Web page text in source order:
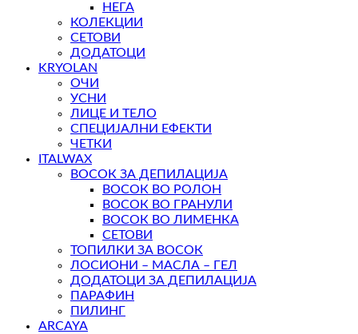
НЕГА
КОЛЕКЦИИ
СЕТОВИ
ДОДАТОЦИ
KRYOLAN
ОЧИ
УСНИ
ЛИЦЕ И ТЕЛО
СПЕЦИЈАЛНИ ЕФЕКТИ
ЧЕТКИ
ITALWAX
ВОСОК ЗА ДЕПИЛАЦИЈА
ВОСОК ВО РОЛОН
ВОСОК ВО ГРАНУЛИ
ВОСОК ВО ЛИМЕНКА
СЕТОВИ
ТОПИЛКИ ЗА ВОСОК
ЛОСИОНИ – МАСЛА – ГЕЛ
ДОДАТОЦИ ЗА ДЕПИЛАЦИЈА
ПАРАФИН
ПИЛИНГ
ARCAYA